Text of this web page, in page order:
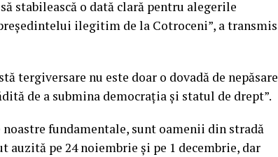
stabilească o dată clară pentru alegerile
ilegitim de la Cotroceni”, a transmis
tergiversare nu este doar o dovadă de nepăsare
de a submina democraţia şi statul de drept”.
fundamentale, sunt oamenii din stradă
auzită pe 24 noiembrie şi pe 1 decembrie, dar